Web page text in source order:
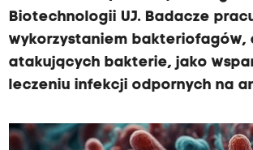
Biotechnologii UJ. Badacze
wykorzystaniem bakteriofagów,
atakujących bakterie, jako
leczeniu infekcji odpornych na